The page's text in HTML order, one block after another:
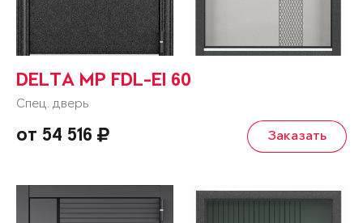
DELTA MP FDL-EI 60
Спец. дверь
от 54 516 Заказать